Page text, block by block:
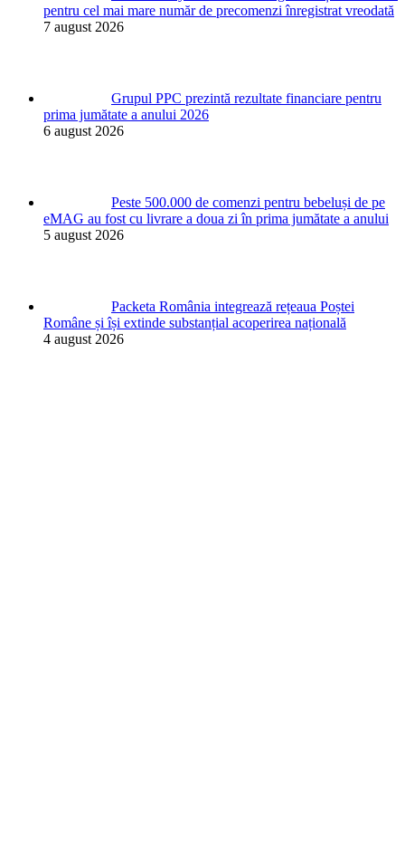
pentru cel mai mare număr de precomenzi înregistrat vreodată
7 august 2026
Grupul PPC prezintă rezultate financiare pentru
prima jumătate a anului 2026
6 august 2026
Peste 500.000 de comenzi pentru bebeluși de pe
eMAG au fost cu livrare a doua zi în prima jumătate a anului
5 august 2026
Packeta România integrează rețeaua Poștei
Române și își extinde substanțial acoperirea națională
4 august 2026